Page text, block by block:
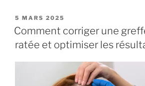
PUBLIÉ
LE
5 MARS 2025
Comment corriger une
ratée et optimiser les